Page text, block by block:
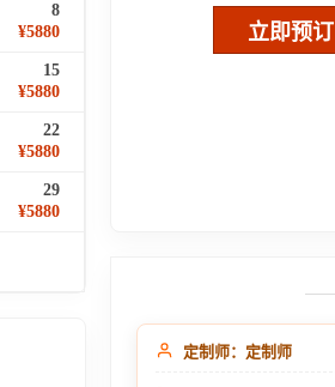
8
¥5880
15
¥5880
22
¥5880
29
¥5880
立即预订
定制师：定制师